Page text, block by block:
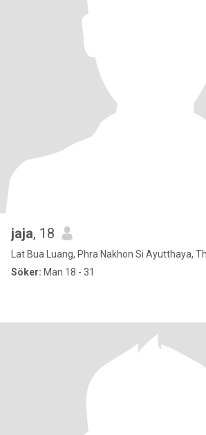
jaja, 18
Lat Bua Luang, Phra Nakhon Si Ayutthaya,
Söker: Man 18 - 31